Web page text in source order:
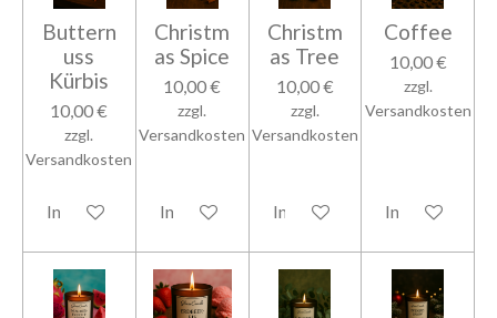
Buttern
uss
Kürbis
10,00 €
zzgl.
Versandkosten
In den Warenkorb
Christm
as Spice
10,00 €
zzgl.
Versandkosten
In den Warenkorb
Christm
as Tree
10,00 €
zzgl.
Versandkosten
In den Warenkorb
Coffee
10,00 €
zzgl.
Versandkosten
In den